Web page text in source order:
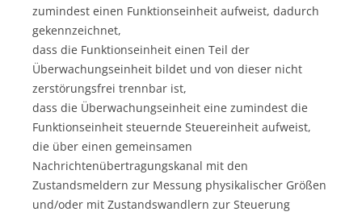
zumindest einen Funktionseinheit aufweist, dadurch
gekennzeichnet,
dass die Funktionseinheit einen Teil der
Überwachungseinheit bildet und von dieser nicht
zerstörungsfrei trennbar ist,
dass die Überwachungseinheit eine zumindest die
Funktionseinheit steuernde Steuereinheit aufweist,
die über einen gemeinsamen
Nachrichtenübertragungskanal mit den
Zustandsmeldern zur Messung physikalischer Größen
und/oder mit Zustandswandlern zur Steuerung